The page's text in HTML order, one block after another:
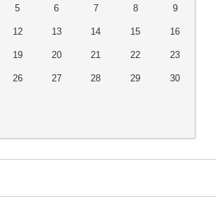
5 6 7 8 9
12 13 14 15 16
19 20 21 22 23
26 27 28 29 30